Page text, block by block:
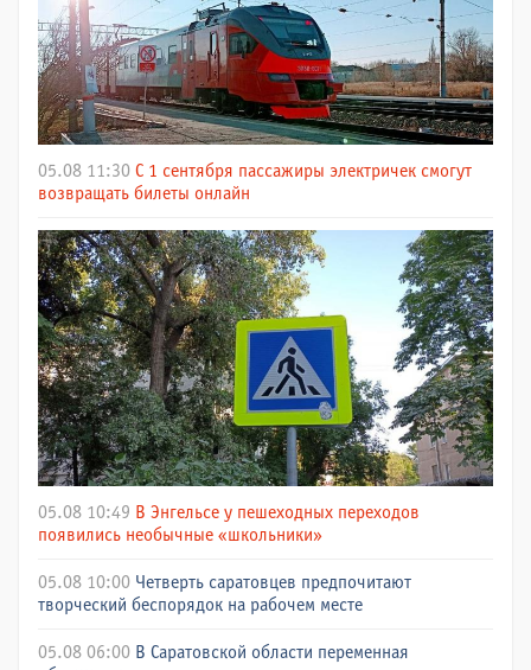
05.08 11:30 С 1 сентября пассажиры электричек смогут
возвращать билеты онлайн
05.08 10:49 В Энгельсе у пешеходных переходов
появились необычные «школьники»
05.08 10:00 Четверть саратовцев предпочитают
творческий беспорядок на рабочем месте
05.08 06:00 В Саратовской области переменная